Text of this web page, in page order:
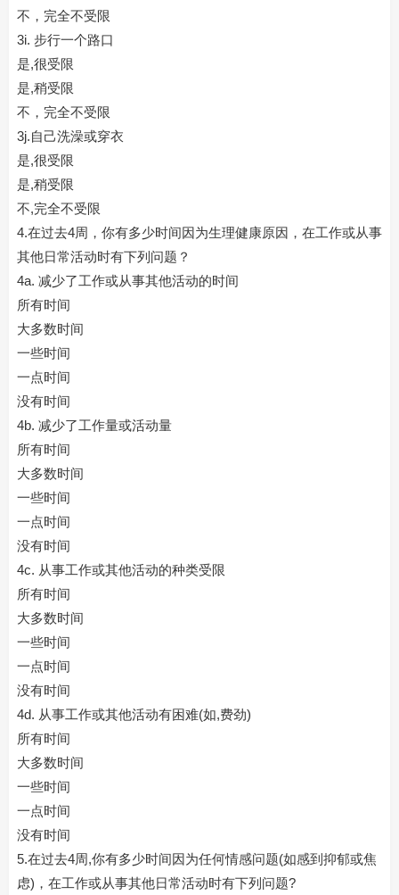
不，完全不受限
3i. 步行一个路口
是,很受限
是,稍受限
不，完全不受限
3j.自己洗澡或穿衣
是,很受限
是,稍受限
不,完全不受限
4.在过去4周，你有多少时间因为生理健康原因，在工作或从事
其他日常活动时有下列问题？
4a. 减少了工作或从事其他活动的时间
所有时间
大多数时间
一些时间
一点时间
没有时间
4b. 减少了工作量或活动量
所有时间
大多数时间
一些时间
一点时间
没有时间
4c. 从事工作或其他活动的种类受限
所有时间
大多数时间
一些时间
一点时间
没有时间
4d. 从事工作或其他活动有困难(如,费劲)
所有时间
大多数时间
一些时间
一点时间
没有时间
5.在过去4周,你有多少时间因为任何情感问题(如感到抑郁或焦
虑)，在工作或从事其他日常活动时有下列问题?